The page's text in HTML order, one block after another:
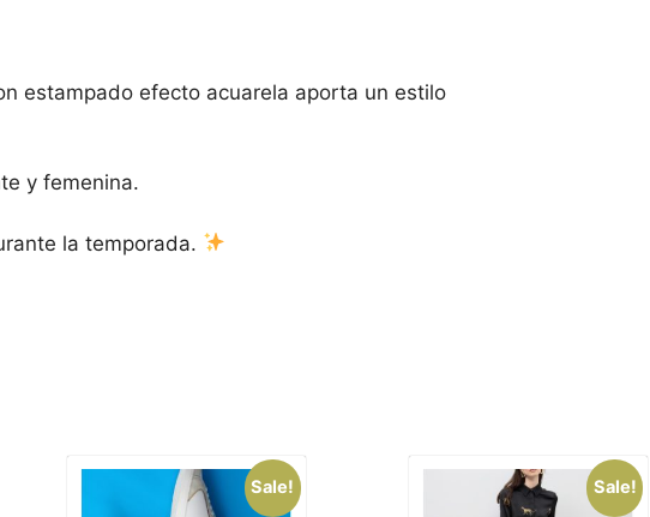
estampado efecto acuarela aporta un estilo
y femenina.
la temporada.
Sale! Sale!